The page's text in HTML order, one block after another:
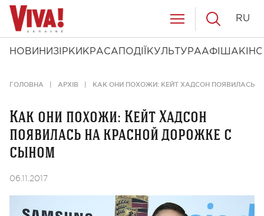
НОВИНИ ЗІРКИ КРАСА ПОДІЇ КУЛЬТУРААФІША КІНО
RU
ГОЛОВНА АРХІВ КАК ОНИ ПОХОЖИ: КЕЙТ ХАДСОН ПОЯВИЛАСЬ
Как они похожи: Кейт Хадсон
появилась на красной дорожке с
сыном
06.11.2017